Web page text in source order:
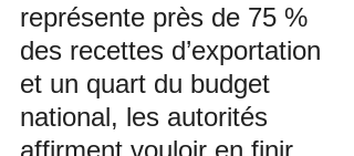
représente près de 75 %
des recettes d’exportation
et un quart du budget
national, les autorités
affirment vouloir en finir